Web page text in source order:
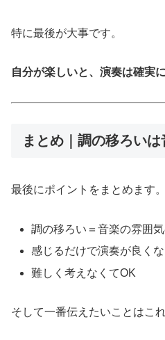
特に最後が大事です。
自分が楽しいと、演奏は確実
まとめ｜調の移ろいは
最後にポイントをまとめます。
調の移ろい＝音楽の雰囲
感じるだけで演奏が良くな
難しく考えなくてOK
そして一番伝えたいことはこれ